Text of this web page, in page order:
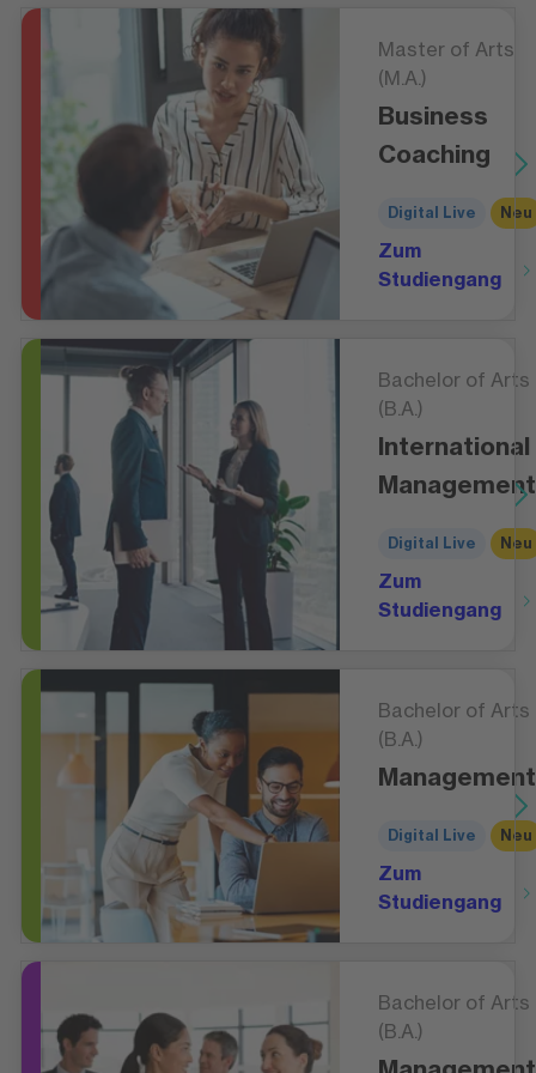
Master of Arts
(M.A.)
Business
Coaching
Digital Live Neu
Zum
Studiengang
Bachelor of Arts
(B.A.)
International
Management
Digital Live Neu
Zum
Studiengang
Bachelor of Arts
(B.A.)
Management
Digital Live Neu
Zum
Studiengang
Bachelor of Arts
(B.A.)